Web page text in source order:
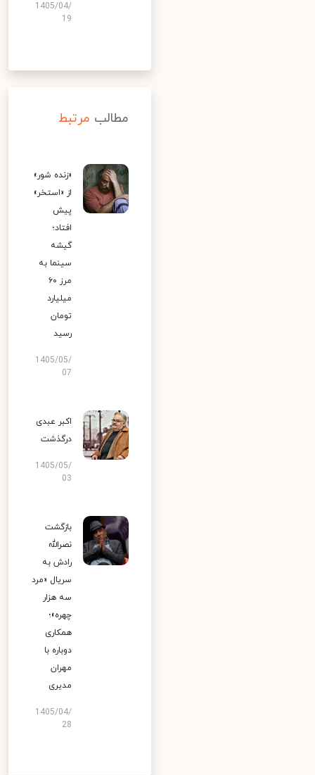
1405/04/
19
مطالب مرتبط
«زنده شور»
از «استخر»
پیش
افتاد؛
گیشه
سینما به
مرز ۶۰
میلیارد
تومان
رسید
1405/05/
07
اکبر عبدی
درگذشت
1405/05/
03
بازگشت
نصرالله
رادش به
سریال «مرد
سه هزار
چهره»؛
همکاری
دوباره با
مهران
مدیری
1405/04/
28